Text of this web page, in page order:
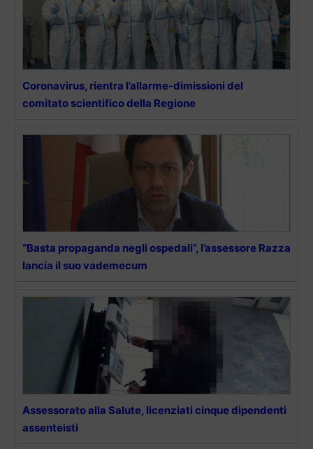
Coronavirus, rientra l’allarme-dimissioni del
comitato scientifico della Regione
“Basta propaganda negli ospedali”, l’assessore Razza
lancia il suo vademecum
Assessorato alla Salute, licenziati cinque dipendenti
assenteisti